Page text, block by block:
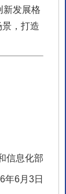
新发展格
，打造
信息化部
年6月3日